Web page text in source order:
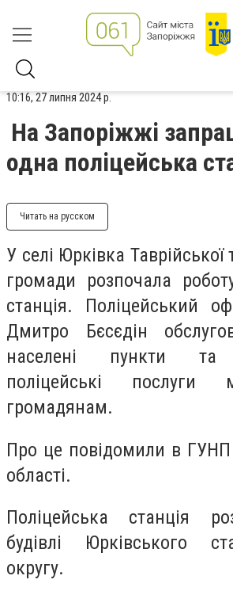
10:16, 27 липня 2024 р.
На Запоріжжі
одна поліцейська
Читать на русском
У селі Юрківка Таврійської
громади розпочала
станція. Поліцейський
Дмитро Бєсєдін
населені пункти та
поліцейські
громадянам.
Про це повідомили в ГУНП
області.
Поліцейська станція
будівлі Юрківського
округу.